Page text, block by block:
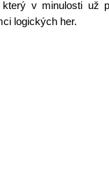
v minulosti už
logických her.